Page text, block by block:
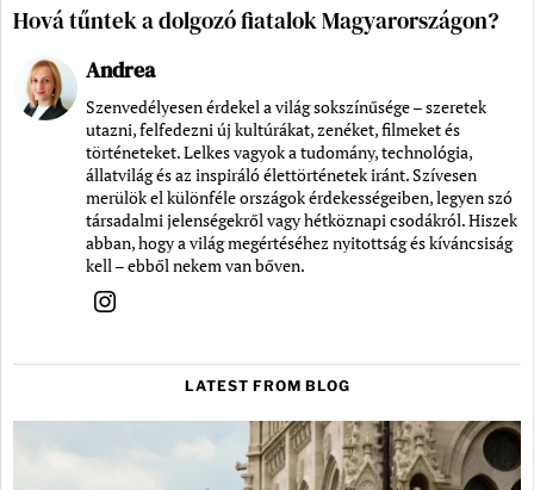
Hová tűntek a dolgozó fiatalok Magyarországon?
Andrea
Szenvedélyesen érdekel a világ sokszínűsége – szeretek
utazni, felfedezni új kultúrákat, zenéket, filmeket és
történeteket. Lelkes vagyok a tudomány, technológia,
állatvilág és az inspiráló élettörténetek iránt. Szívesen
merülök el különféle országok érdekességeiben, legyen szó
társadalmi jelenségekről vagy hétköznapi csodákról. Hiszek
abban, hogy a világ megértéséhez nyitottság és kíváncsiság
kell – ebből nekem van bőven.
LATEST FROM BLOG